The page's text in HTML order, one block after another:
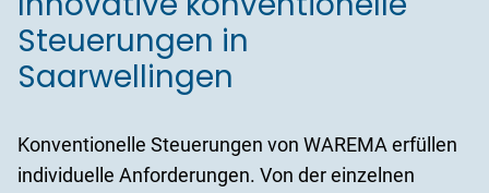
Steuerungen in
Saarwellingen
Konventionelle Steuerungen von WAREMA erfüllen
individuelle Anforderungen. Von der einzelnen